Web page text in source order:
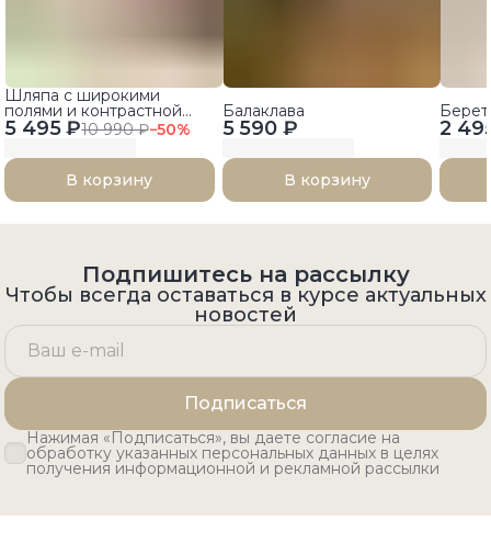
5 495 ₽10 990 ₽−50%
Шляпа с широкими
полями и контрастной
лентой
В корзину
5 590 ₽
Балаклава
В корзину
2
Берет
Подпишитесь на рассылку
Чтобы всегда оставаться в курсе актуальных
новостей
Подписаться
Нажимая «Подписаться», вы даете согласие на
обработку указанных персональных данных в целях
получения информационной и рекламной рассылки